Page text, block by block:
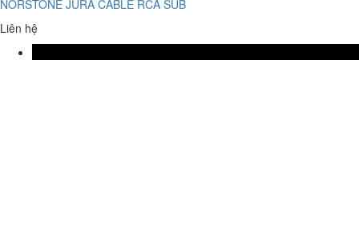
NORSTONE JURA CABLE RCA SUB
Liên hệ